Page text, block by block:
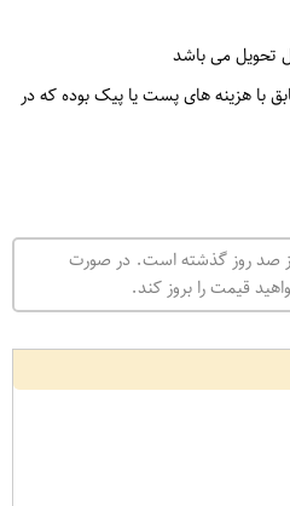
تحویل می باشد
با هزینه های پست یا پیک بوده که در
از صد روز گذشته است. در صورت
قیمت را بروز کند.